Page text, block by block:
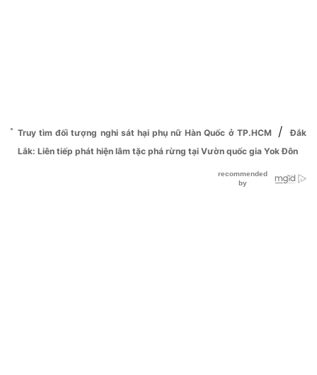
Truy tìm đối tượng nghi sát hại phụ nữ Hàn Quốc ở TP.HCM /
Đắk
Lắk: Liên tiếp phát hiện lâm tặc phá rừng tại Vườn quốc gia Yok Đôn